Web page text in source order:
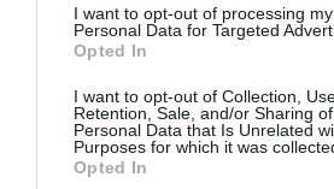
I want to opt-out of processing my
Personal Data for Targeted
Opted In
I want to opt-out of Collection,
Retention, Sale, and/or Sharing
Personal Data that Is Unrelated
Purposes for which it was
Opted In
Κάθε βδομάδα στο e-mail σας τα
την Τέχνη και τον Πολιτισμό!